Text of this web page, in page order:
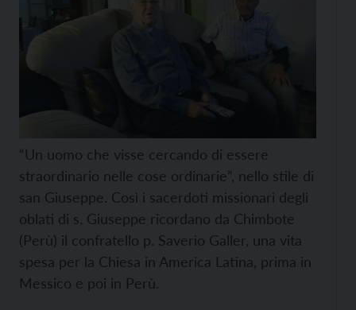
“Un uomo che visse cercando di essere
straordinario nelle cose ordinarie”, nello stile di
san Giuseppe. Così i sacerdoti missionari degli
oblati di s. Giuseppe ricordano da Chimbote
(Perù) il confratello p. Saverio Galler, una vita
spesa per la Chiesa in America Latina, prima in
Messico e poi in Perù.